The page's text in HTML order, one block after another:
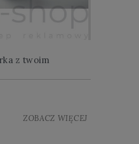
z twoim
ZOBACZ WIĘCEJ